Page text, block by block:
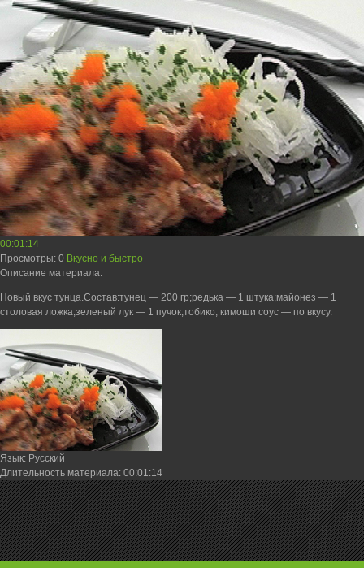
00:01:14
Просмотры: 0 Вкусно и быстро
Описание материала:
Новый вкус тунца.Состав:тунец — 200 гр;редька — 1 штука;майонез — 1
столовая ложка;зеленый лук — 1 пучок;тобико, кимоши соус — по вкусу.
Язык: Русский
Длительность материала: 00:01:14